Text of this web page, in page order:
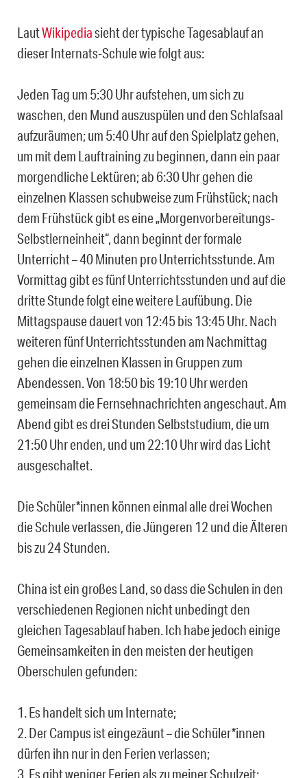
LautWikipediasieht der typische Tagesablauf an
dieser Internats-Schule wie folgt aus:
Jeden Tag um 5:30 Uhr aufstehen, um sich zu
waschen, den Mund auszuspülen und den Schlafsaal
aufzuräumen; um 5:40 Uhr auf den Spielplatz gehen,
um mit dem Lauftraining zu beginnen, dann ein paar
morgendliche Lektüren; ab 6:30 Uhr gehen die
einzelnen Klassen schubweise zum Frühstück; nach
dem Frühstück gibt es eine „Morgenvorbereitungs-
Selbstlerneinheit“, dann beginnt der formale
Unterricht – 40 Minuten pro Unterrichtsstunde. Am
Vormittag gibt es fünf Unterrichtsstunden und auf die
dritte Stunde folgt eine weitere Laufübung. Die
Mittagspause dauert von 12:45 bis 13:45 Uhr. Nach
weiteren fünf Unterrichtsstunden am Nachmittag
gehen die einzelnen Klassen in Gruppen zum
Abendessen. Von 18:50 bis 19:10 Uhr werden
gemeinsam die Fernsehnachrichten angeschaut. Am
Abend gibt es drei Stunden Selbststudium, die um
21:50 Uhr enden, und um 22:10 Uhr wird das Licht
ausgeschaltet.
Die Schüler*innen können einmal alle drei Wochen
die Schule verlassen, die Jüngeren 12 und die Älteren
bis zu 24 Stunden.
China ist ein großes Land, so dass die Schulen in den
verschiedenen Regionen nicht unbedingt den
gleichen Tagesablauf haben. Ich habe jedoch einige
Gemeinsamkeiten in den meisten der heutigen
Oberschulen gefunden:
1. Es handelt sich um Internate;
2. Der Campus ist eingezäunt – die Schüler*innen
dürfen ihn nur in den Ferien verlassen;
3. Es gibt weniger Ferien als zu meiner Schulzeit;